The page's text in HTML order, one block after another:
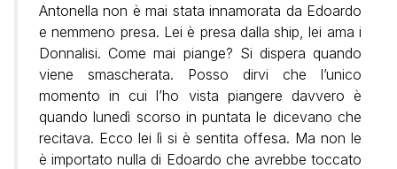
Antonella non è mai stata innamorata da Edoardo
e nemmeno presa. Lei è presa dalla ship, lei ama i
Donnalisi. Come mai piange? Si dispera quando
viene smascherata. Posso dirvi che l’unico
momento in cui l’ho vista piangere davvero è
quando lunedì scorso in puntata le dicevano che
recitava. Ecco lei lì si è sentita offesa. Ma non le
è importato nulla di Edoardo che avrebbe toccato